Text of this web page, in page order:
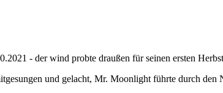
- der wind probte draußen für seinen ersten
und gelacht, Mr. Moonlight führte durch